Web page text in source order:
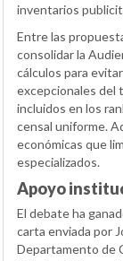
inventarios
Entre las
consolidar la
cálculos para
excepcionales del
incluidos en los
censal uniforme.
económicas que
especializados.
Apoyo
El debate ha
carta enviada por
Departamento de